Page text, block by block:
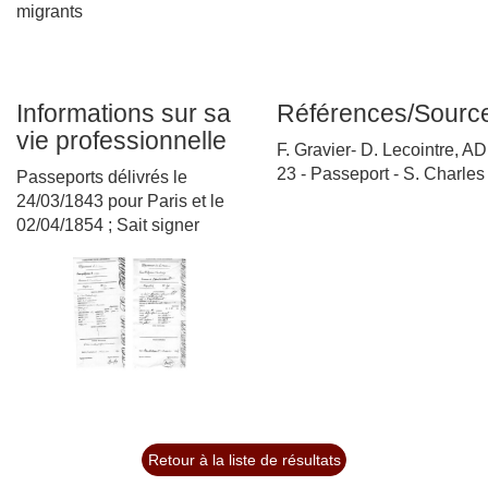
migrants
Informations sur sa
vie professionnelle
Passeports délivrés le
24/03/1843 pour Paris et le
02/04/1854 ; Sait signer
Références/
F. Gravier- D. Lecointre, AD
23 - Passeport - S. Charles
Retour à la liste de résultats